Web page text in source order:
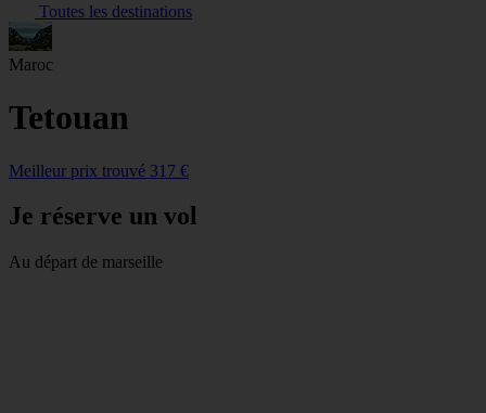
Toutes les destinations
Maroc
Tetouan
Meilleur prix trouvé 317 €
Je réserve un vol
Au départ de marseille